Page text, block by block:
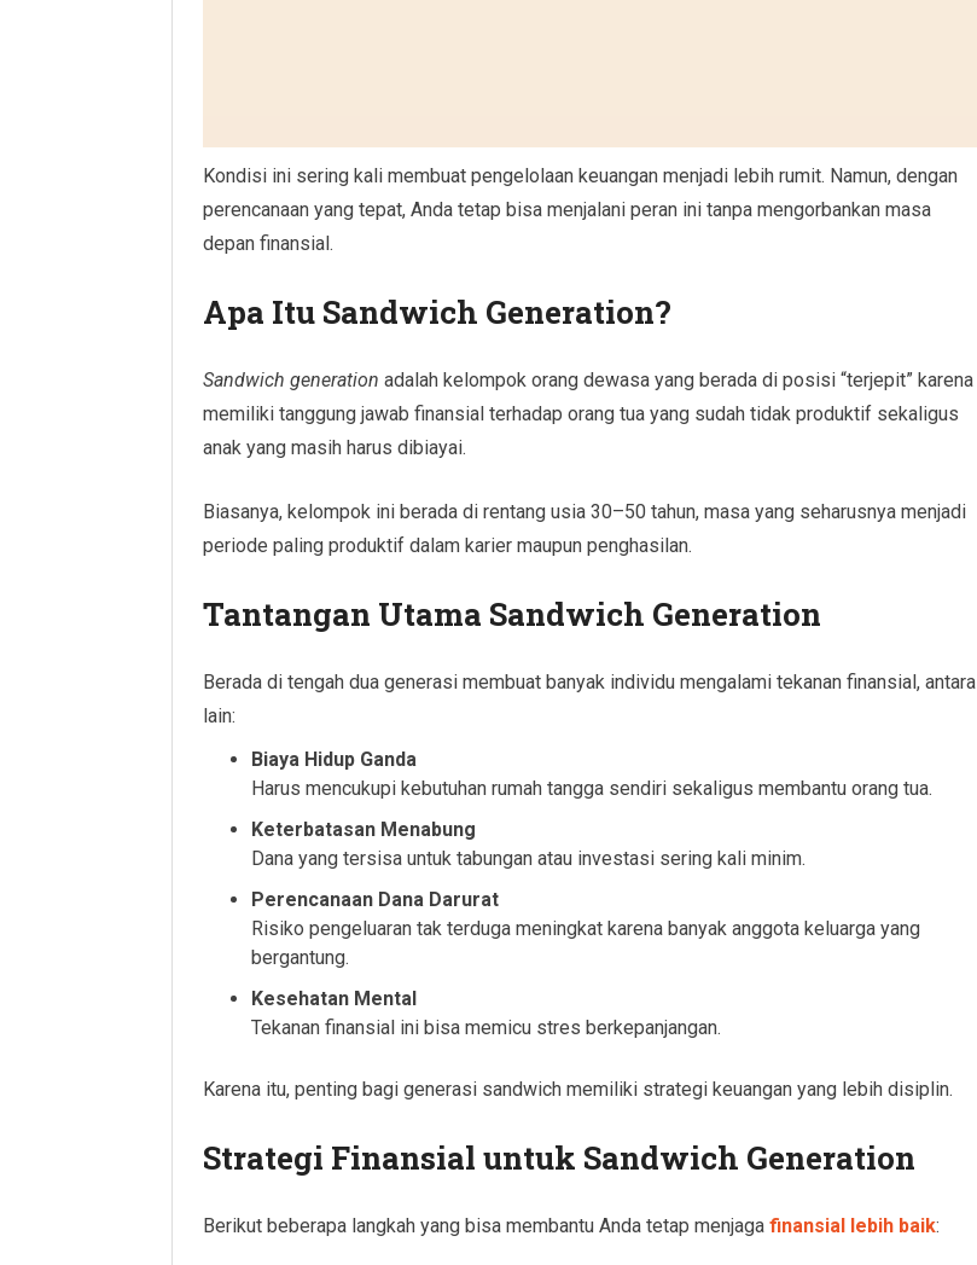
Kondisi ini sering kali membuat pengelolaan keuangan menjadi lebih rumit. Namun, dengan
perencanaan yang tepat, Anda tetap bisa menjalani peran ini tanpa mengorbankan masa
depan finansial.
Apa Itu Sandwich Generation?
Sandwich generation adalah kelompok orang dewasa yang berada di posisi “terjepit” karena
memiliki tanggung jawab finansial terhadap orang tua yang sudah tidak produktif sekaligus
anak yang masih harus dibiayai.
Biasanya, kelompok ini berada di rentang usia 30–50 tahun, masa yang seharusnya menjadi
periode paling produktif dalam karier maupun penghasilan.
Tantangan Utama Sandwich Generation
Berada di tengah dua generasi membuat banyak individu mengalami tekanan finansial, antara
lain:
Biaya Hidup Ganda
Harus mencukupi kebutuhan rumah tangga sendiri sekaligus membantu orang tua.
Keterbatasan Menabung
Dana yang tersisa untuk tabungan atau investasi sering kali minim.
Perencanaan Dana Darurat
Risiko pengeluaran tak terduga meningkat karena banyak anggota keluarga yang
bergantung.
Kesehatan Mental
Tekanan finansial ini bisa memicu stres berkepanjangan.
Karena itu, penting bagi generasi sandwich memiliki strategi keuangan yang lebih disiplin.
Strategi Finansial untuk Sandwich Generation
Berikut beberapa langkah yang bisa membantu Anda tetap menjaga finansial lebih baik: